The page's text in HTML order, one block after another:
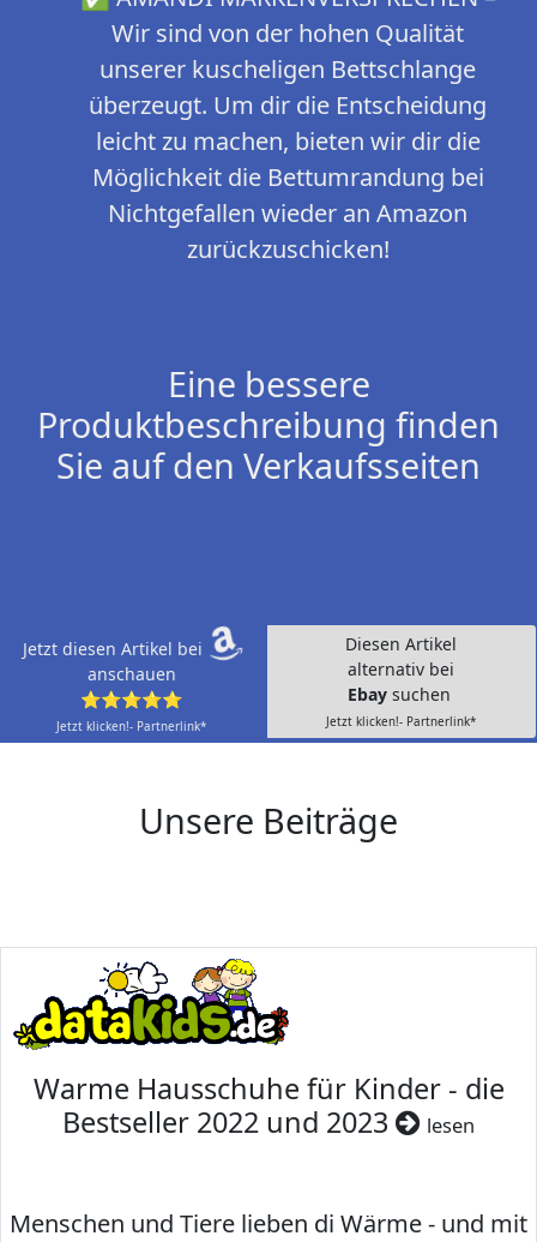
Wir sind von der hohen Qualität
unserer kuscheligen Bettschlange
überzeugt. Um dir die Entscheidung
leicht zu machen, bieten wir dir die
Möglichkeit die Bettumrandung bei
Nichtgefallen wieder an Amazon
zurückzuschicken!
Eine bessere
Produktbeschreibung finden
Sie auf den Verkaufsseiten
Jetzt diesen Artikel bei
anschauen
⭐⭐⭐⭐⭐
Jetzt klicken!- Partnerlink*
Diesen Artikel
alternativ bei
Ebay suchen
Jetzt klicken!- Partnerlink*
Unsere Beiträge
Warme Hausschuhe für Kinder - die
Bestseller 2022 und 2023
lesen
Menschen und Tiere lieben di Wärme - und mit